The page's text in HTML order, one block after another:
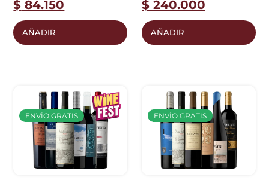
$ 84.150
AÑADIR
$ 240.000
AÑADIR
ENVÍO GRATIS ENVÍO GRATIS